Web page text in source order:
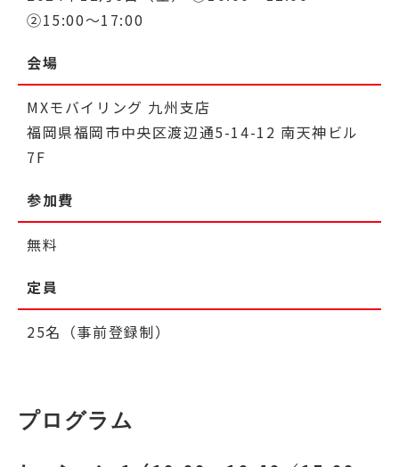
②15:00～17:00
会場
MXモバイリング 九州支店
福岡県福岡市中央区渡辺通5-14-12 南天神ビル
7F
参加費
無料
定員
25名（事前登録制）
プログラム